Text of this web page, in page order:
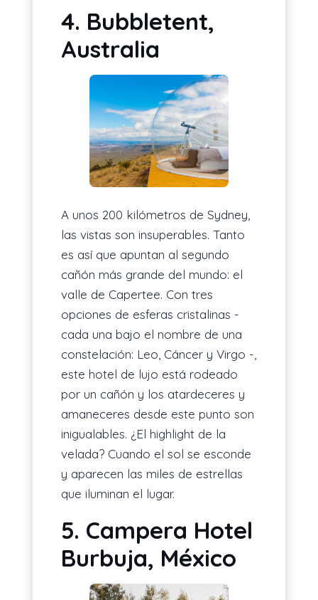
4. Bubbletent,
Australia
A unos 200 kilómetros de Sydney,
las vistas son insuperables. Tanto
es así que apuntan al segundo
cañón más grande del mundo: el
valle de Capertee. Con tres
opciones de esferas cristalinas -
cada una bajo el nombre de una
constelación: Leo, Cáncer y Virgo -,
este hotel de lujo está rodeado
por un cañón y los atardeceres y
amaneceres desde este punto son
inigualables. ¿El highlight de la
velada? Cuando el sol se esconde
y aparecen las miles de estrellas
que iluminan el lugar.
5. Campera Hotel
Burbuja, México